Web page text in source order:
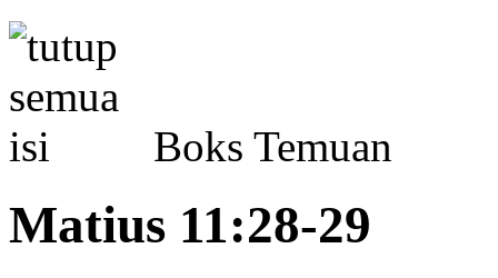
Boks Temuan
Matius 11:28-29